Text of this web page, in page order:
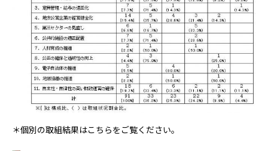
＊個別の取組結果はこちらをご覧ください。